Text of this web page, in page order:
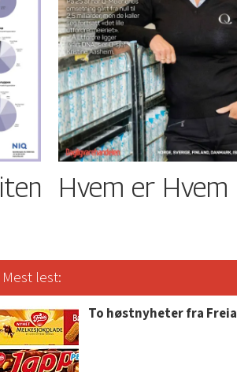
Hvem er Hvem
Mest lest:
To høstnyheter fra Freia